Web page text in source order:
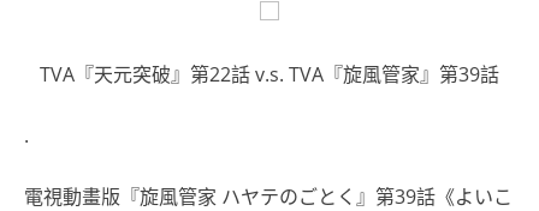
TVA『天元突破』第22話 v.s. TVA『旋風管家』第39話
.
電視動畫版『旋風管家 ハヤテのごとく』第39話《よいこ